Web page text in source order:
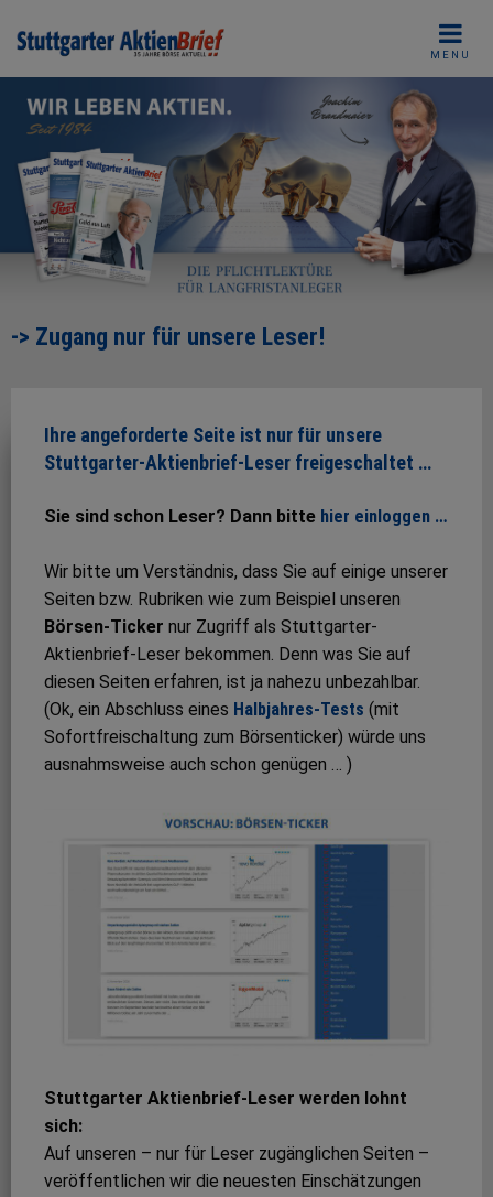
MENU
-> Zugang nur für unsere Leser!
Ihre angeforderte Seite ist nur für unsere
Stuttgarter-Aktienbrief-Leser freigeschaltet …
Sie sind schon Leser? Dann bitte hier einloggen …
Wir bitte um Verständnis, dass Sie auf einige unserer
Seiten bzw. Rubriken wie zum Beispiel unseren
Börsen-Ticker nur Zugriff als Stuttgarter-
Aktienbrief-Leser bekommen. Denn was Sie auf
diesen Seiten erfahren, ist ja nahezu unbezahlbar.
(Ok, ein Abschluss eines Halbjahres-Tests (mit
Sofortfreischaltung zum Börsenticker) würde uns
ausnahmsweise auch schon genügen … )
Stuttgarter Aktienbrief-Leser werden lohnt
sich:
Auf unseren – nur für Leser zugänglichen Seiten –
veröffentlichen wir die neuesten Einschätzungen